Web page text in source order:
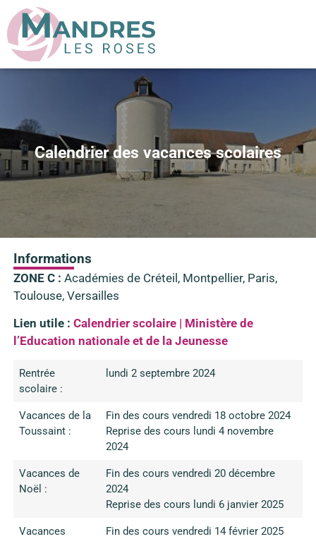
Calendrier des vacances scolaires
Informations
ZONE C : Académies de Créteil, Montpellier, Paris,
Toulouse, Versailles
Lien utile : Calendrier scolaire | Ministère de
l’Education nationale et de la Jeunesse
Rentrée
scolaire :
lundi 2 septembre 2024
Vacances de la
Toussaint :
Fin des cours vendredi 18 octobre 2024
Reprise des cours lundi 4 novembre
2024
Vacances de
Noël :
Fin des cours vendredi 20 décembre
2024
Reprise des cours lundi 6 janvier 2025
Vacances
Fin des cours vendredi 14 février 2025